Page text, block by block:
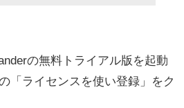
の無料トライアル版を起動
「ライセンスを使い登録」をク